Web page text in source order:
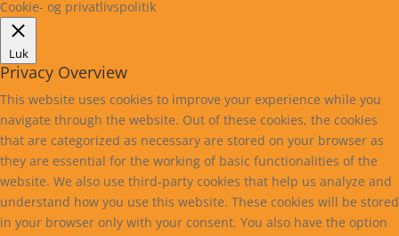
Cookie- og privatlivspolitik
Luk
Privacy Overview
This website uses cookies to improve your experience while you
navigate through the website. Out of these cookies, the cookies
that are categorized as necessary are stored on your browser as
they are essential for the working of basic functionalities of the
website. We also use third-party cookies that help us analyze and
understand how you use this website. These cookies will be stored
in your browser only with your consent. You also have the option